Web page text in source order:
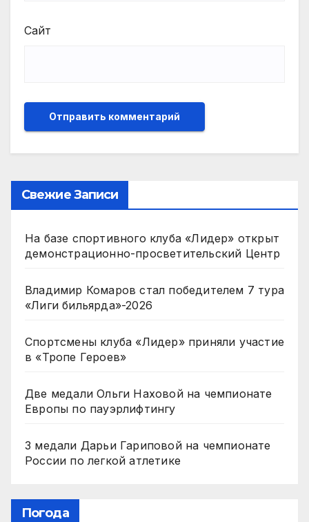
Сайт
Свежие Записи
На базе спортивного клуба «Лидер» открыт
демонстрационно-просветительский Центр
Владимир Комаров стал победителем 7 тура
«Лиги бильярда»-2026
Спортсмены клуба «Лидер» приняли участие
в «Тропе Героев»
Две медали Ольги Наховой на чемпионате
Европы по пауэрлифтингу
3 медали Дарьи Гариповой на чемпионате
России по легкой атлетике
Погода